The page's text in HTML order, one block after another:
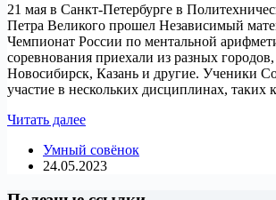
21 мая в Санкт-Петербурге в
Петра Великого прошел Независимый
Чемпионат России по ментальной
соревнования приехали из разных
Новосибирск, Казань и другие. Ученики
участие в нескольких дисциплинах, таких
Читать далееКак
чемпионат
по
Умный совёнок
24.05.2023